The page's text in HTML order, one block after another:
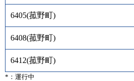
6405(菰野町)
6408(菰野町)
6412(菰野町)
*：運行中